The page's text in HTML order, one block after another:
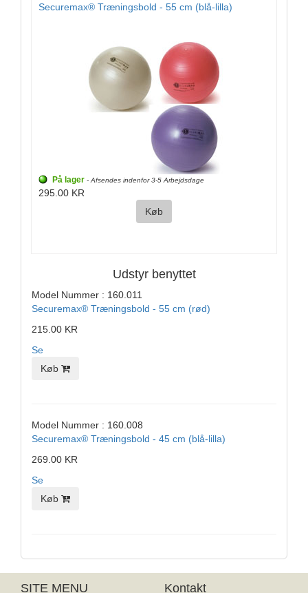
Securemax® Træningsbold - 55 cm (blå-lilla)
På lager - Afsendes indenfor 3-5 Arbejdsdage
295.00 KR
Køb
Udstyr benyttet
Model Nummer : 160.011
Securemax® Træningsbold - 55 cm (rød)
215.00 KR
Se
Køb
Model Nummer : 160.008
Securemax® Træningsbold - 45 cm (blå-lilla)
269.00 KR
Se
Køb
SITE MENU Kontakt